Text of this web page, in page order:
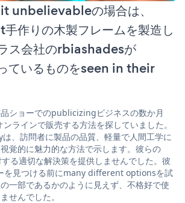
unbelievableの場合は、
作りの木製フレームを製造し
ス会社のrbiashadesが
ているものをseen in their
ショーでのpublicizingビジネスの数か月
ラインで販売する方法を探していました。
、訪問者に製品の品質、軽量で人間工学に
覚的に魅力的な方法で示します。彼らの
る適切な解決策を提供しませんでした。彼
を見つける前にmany different optionsを試
一部であるかのように見えず、不格好で使
せんでした。